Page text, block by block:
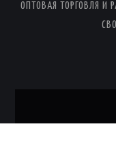
ОПТОВАЯ ТОРГОВЛЯ И